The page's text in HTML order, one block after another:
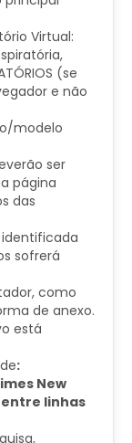
Virtual:
(se
e não
modelo
ser
página
das
identificada
sofrerá
como
de anexo.
está
:
New
entre linhas